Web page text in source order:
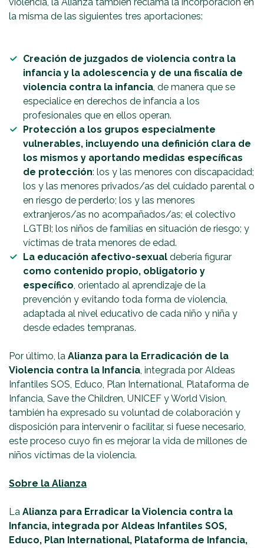
la misma de las siguientes tres aportaciones:
Creación de juzgados de violencia contra la
infancia y la adolescencia y de una fiscalía de
violencia contra la infancia, de manera que se
especialice en derechos de infancia a los
profesionales que en ellos operan.
Protección a los grupos especialmente
vulnerables, incluyendo una definición clara de
los mismos y aportando medidas específicas
de protección: los y las menores con discapacidad;
los y las menores privados/as del cuidado parental o
en riesgo de perderlo; los y las menores
extranjeros/as no acompañados/as; el colectivo
LGTBI; los niños de familias en situación de riesgo; y
víctimas de trata menores de edad.
La educación afectivo-sexual debería figurar
como contenido propio, obligatorio y
específico, orientado al aprendizaje de la
prevención y evitando toda forma de violencia,
adaptada al nivel educativo de cada niño y niña y
desde edades tempranas.
Por último, la Alianza para la Erradicación de la
Violencia contra la Infancia, integrada por Aldeas
Infantiles SOS, Educo, Plan International, Plataforma de
Infancia, Save the Children, UNICEF y World Vision,
también ha expresado su voluntad de colaboración y
disposición para intervenir o facilitar, si fuese necesario,
este proceso cuyo fin es mejorar la vida de millones de
niños víctimas de la violencia.
Sobre la Alianza
La Alianza para Erradicar la Violencia contra la
Infancia, integrada por Aldeas Infantiles SOS,
Educo, Plan International, Plataforma de Infancia,